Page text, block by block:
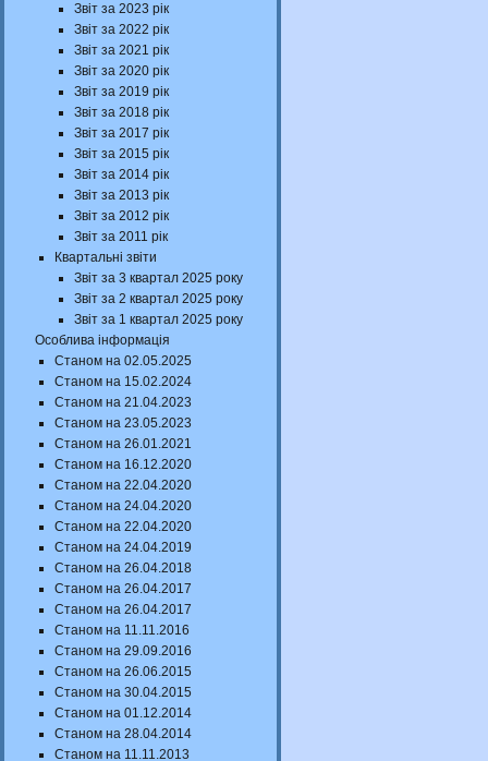
Звіт за 2023 рік
Звіт за 2022 рік
Звіт за 2021 рік
Звіт за 2020 рік
Звіт за 2019 рік
Звіт за 2018 рік
Звіт за 2017 рік
Звіт за 2015 рік
Звіт за 2014 рік
Звіт за 2013 рік
Звіт за 2012 рік
Звіт за 2011 рік
Квартальні звіти
Звіт за 3 квартал 2025 року
Звіт за 2 квартал 2025 року
Звіт за 1 квартал 2025 року
Особлива інформація
Станом на 02.05.2025
Станом на 15.02.2024
Станом на 21.04.2023
Станом на 23.05.2023
Станом на 26.01.2021
Станом на 16.12.2020
Станом на 22.04.2020
Станом на 24.04.2020
Станом на 22.04.2020
Станом на 24.04.2019
Станом на 26.04.2018
Станом на 26.04.2017
Станом на 26.04.2017
Станом на 11.11.2016
Станом на 29.09.2016
Станом на 26.06.2015
Станом на 30.04.2015
Станом на 01.12.2014
Станом на 28.04.2014
Станом на 11.11.2013